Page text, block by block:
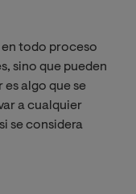
en todo proceso
sino que pueden
algo que se
a cualquier
se considera